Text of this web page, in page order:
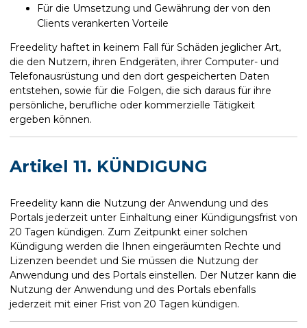
Für die Umsetzung und Gewährung der von den
Clients verankerten Vorteile
Freedelity haftet in keinem Fall für Schäden jeglicher Art,
die den Nutzern, ihren Endgeräten, ihrer Computer- und
Telefonausrüstung und den dort gespeicherten Daten
entstehen, sowie für die Folgen, die sich daraus für ihre
persönliche, berufliche oder kommerzielle Tätigkeit
ergeben können.
Artikel 11. KÜNDIGUNG
Freedelity kann die Nutzung der Anwendung und des
Portals jederzeit unter Einhaltung einer Kündigungsfrist von
20 Tagen kündigen. Zum Zeitpunkt einer solchen
Kündigung werden die Ihnen eingeräumten Rechte und
Lizenzen beendet und Sie müssen die Nutzung der
Anwendung und des Portals einstellen. Der Nutzer kann die
Nutzung der Anwendung und des Portals ebenfalls
jederzeit mit einer Frist von 20 Tagen kündigen.